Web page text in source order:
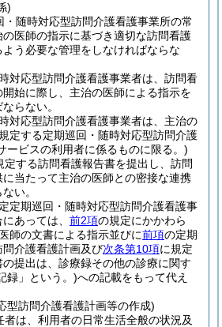
)
・随時対応型訪問介護看護事業所の常
医師の指示に基づき適切な訪問看護
う必要な管理をしなければならな
対応型訪問介護看護事業者は、訪問看
始に際し、主治の医師による指示を
らない。
対応型訪問介護看護事業者は、主治の
定する定期巡回・随時対応型訪問介護
ービスの利用者に係るものに限る。)
定する訪問看護報告書を提出し、訪問
当たって主治の医師との密接な連携
い。
定期巡回・随時対応型訪問介護看護事
あっては、 前2項の規定にかかわら
師の文書による指示並びに前項の定期
介護看護計画及び次条第10項に規定
提出は、診療録その他の診療に関す
録」という。)への記載をもって代え
型訪問介護看護計画等の作成)
者は、利用者の日常生活全般の状況及